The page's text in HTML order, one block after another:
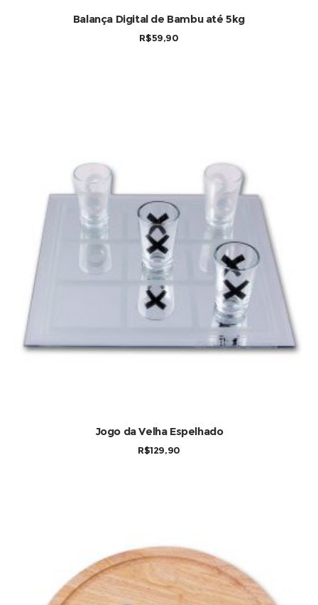
Balança Digital de Bambu até 5kg
R$59,90
Jogo da Velha Espelhado
R$129,90